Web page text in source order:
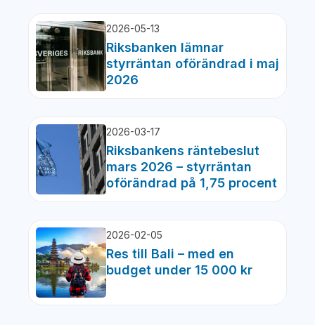
2026-05-13
Riksbanken lämnar
styrräntan oförändrad i maj
2026
2026-03-17
Riksbankens räntebeslut
mars 2026 – styrräntan
oförändrad på 1,75 procent
2026-02-05
Res till Bali – med en
budget under 15 000 kr